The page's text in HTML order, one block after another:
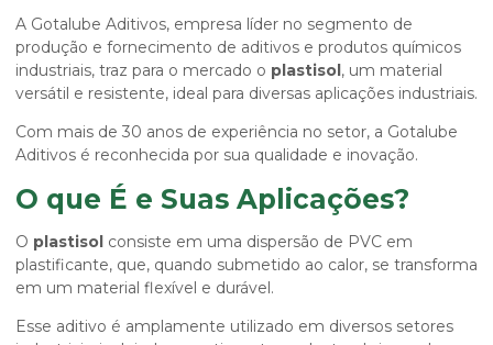
A Gotalube Aditivos, empresa líder no segmento de
produção e fornecimento de aditivos e produtos químicos
industriais, traz para o mercado o plastisol, um material
versátil e resistente, ideal para diversas aplicações industriais.
Com mais de 30 anos de experiência no setor, a Gotalube
Aditivos é reconhecida por sua qualidade e inovação.
O que É e Suas Aplicações?
O plastisol consiste em uma dispersão de PVC em
plastificante, que, quando submetido ao calor, se transforma
em um material flexível e durável.
Esse aditivo é amplamente utilizado em diversos setores